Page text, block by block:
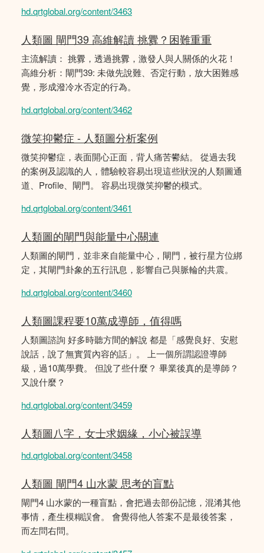
hd.qrtglobal.org/content/3463
人類圖 閘門39 高維解讀 挑釁？困難重重
主流解讀： 挑釁，透過挑釁，激發人與人關係的火花！
高維分析：閘門39: 未做先說難、否定行動，放大困難感
覺，形成潑冷水否定的行為。
hd.qrtglobal.org/content/3462
微笑抑鬱症 - 人類圖分析案例
微笑抑鬱症，表面開心正面，背人痛苦鬰結。 從過去我
的案例及認識的人，體驗較容易出現這些狀況的人類圖通
道、Profile、閘門。 容易出現微笑抑鬱的模式。
hd.qrtglobal.org/content/3461
人類圖的閘門與能量中心關連
人類圖的閘門，並非來自能量中心，閘門，被行星方位綁
定，其閘門卦象的五行訊息，影響自己與脈輪的共震。
hd.qrtglobal.org/content/3460
人類圖課程要10萬成導師，值得嗎
人類圖諮詢 好多時聽方間的解說 都是「感覺良好、安慰
說話，說了無實質內容的話」。 上一個所謂認證導師
級，過10萬學費。 但說了些什麼？ 畢業後真的是導師？
又說什麼？
hd.qrtglobal.org/content/3459
人類圖八字，女士求姻緣，小心被誤導
hd.qrtglobal.org/content/3458
人類圖 閘門4 山水蒙 思考的盲點
閘門4 山水蒙的一種盲點，會把過去部份記憶，混淆其他
事情，產生模糊誤會。 會覺得他人答案不是最後答案，
而左問右問。